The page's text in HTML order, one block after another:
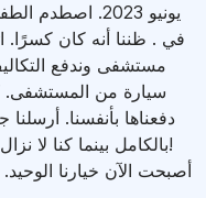
يونيو 2023.
في . ظننا أنه كان كسرًا.
مستشفى وندفع
سيارة من المستشفى.
دفعناها بأنفسنا.
بالكامل بينما كنا لا